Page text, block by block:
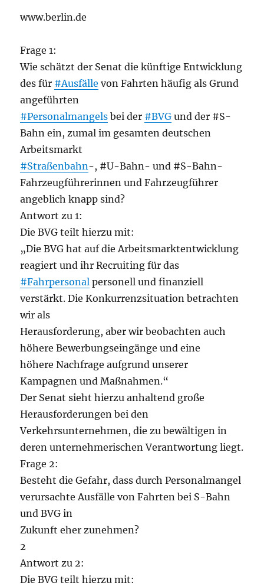
www.berlin.de
Frage 1:
Wie schätzt der Senat die künftige Entwicklung
des für #Ausfälle von Fahrten häufig als Grund
angeführten
#Personalmangels bei der #BVG und der #S-
Bahn ein, zumal im gesamten deutschen
Arbeitsmarkt
#Straßenbahn-, #U-Bahn- und #S-Bahn-
Fahrzeugführerinnen und Fahrzeugführer
angeblich knapp sind?
Antwort zu 1:
Die BVG teilt hierzu mit:
„Die BVG hat auf die Arbeitsmarktentwicklung
reagiert und ihr Recruiting für das
#Fahrpersonal personell und finanziell
verstärkt. Die Konkurrenzsituation betrachten
wir als
Herausforderung, aber wir beobachten auch
höhere Bewerbungseingänge und eine
höhere Nachfrage aufgrund unserer
Kampagnen und Maßnahmen.“
Der Senat sieht hierzu anhaltend große
Herausforderungen bei den
Verkehrsunternehmen, die zu bewältigen in
deren unternehmerischen Verantwortung liegt.
Frage 2:
Besteht die Gefahr, dass durch Personalmangel
verursachte Ausfälle von Fahrten bei S-Bahn
und BVG in
Zukunft eher zunehmen?
2
Antwort zu 2:
Die BVG teilt hierzu mit: